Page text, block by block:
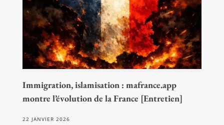
Immigration, islamisation : mafrance.app
montre l’évolution de la France [Entretien]
22 JANVIER 2026